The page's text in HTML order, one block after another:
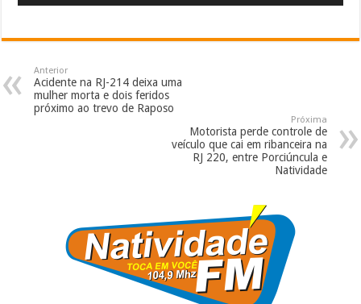
Anterior
Acidente na RJ-214 deixa uma
mulher morta e dois feridos
próximo ao trevo de Raposo
Próxima
Motorista perde controle de
veículo que cai em ribanceira na
RJ 220, entre Porciúncula e
Natividade